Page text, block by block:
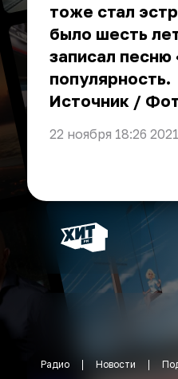
тоже стал
было шесть
записал
популярность.
Источник /
22 ноября 18:26 2021
Радио Новости